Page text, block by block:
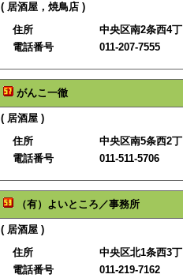
( 居酒屋，焼鳥店 )
住所
中央区南2条西4
電話番号
011-207-7555
がんこ一徹
( 居酒屋 )
住所
中央区南5条西2
電話番号
011-511-5706
（有）よいところ／事務所
( 居酒屋 )
住所
中央区北1条西3
電話番号
011-219-7162